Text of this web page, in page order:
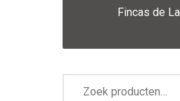
Fincas de